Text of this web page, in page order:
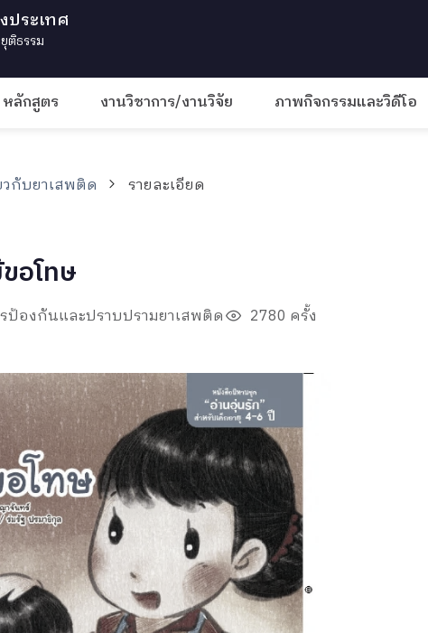
ประเทศ
ติธรรม
หลักสูตร งานวิชาการ/งานวิจัย ภาพกิจกรรมและวิดีโอ
กับยาเสพติด รายละเอียด
อโทษ
องกันและปราบปรามยาเสพติด 2780 ครั้ง